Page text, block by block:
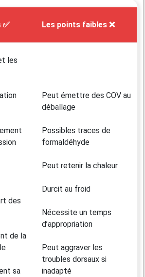
Les points faibles ❌
les
des
de la
sa
Peut émettre des COV au
déballage
Possibles traces de
formaldéhyde
Peut retenir la chaleur
Durcit au froid
Nécessite un temps
d’appropriation
Peut aggraver les
troubles dorsaux si
inadapté